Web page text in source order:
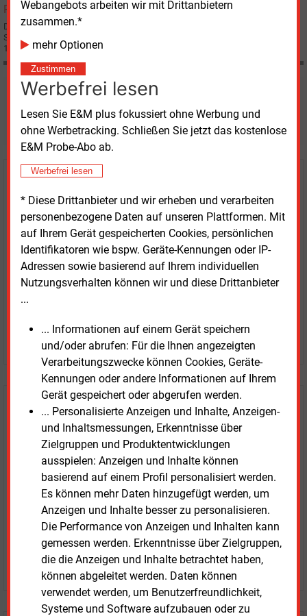
Webangebots arbeiten wir mit Drittanbietern
zusammen.*
mehr Optionen
Zustimmen
Werbefrei lesen
Lesen Sie E&M plus fokussiert ohne Werbung und
ohne Werbetracking. Schließen Sie jetzt das kostenlose
E&M Probe-Abo ab.
Werbefrei lesen
* Diese Drittanbieter und wir erheben und verarbeiten
personenbezogene Daten auf unseren Plattformen. Mit
auf Ihrem Gerät gespeicherten Cookies, persönlichen
Identifikatoren wie bspw. Geräte-Kennungen oder IP-
Adressen sowie basierend auf Ihrem individuellen
Nutzungsverhalten können wir und diese Drittanbieter
...
... Informationen auf einem Gerät speichern
und/oder abrufen: Für die Ihnen angezeigten
Verarbeitungszwecke können Cookies, Geräte-
Kennungen oder andere Informationen auf Ihrem
Gerät gespeichert oder abgerufen werden.
... Personalisierte Anzeigen und Inhalte, Anzeigen-
und Inhaltsmessungen, Erkenntnisse über
Zielgruppen und Produktentwicklungen
ausspielen: Anzeigen und Inhalte können
basierend auf einem Profil personalisiert werden.
Es können mehr Daten hinzugefügt werden, um
Anzeigen und Inhalte besser zu personalisieren.
Die Performance von Anzeigen und Inhalten kann
gemessen werden. Erkenntnisse über Zielgruppen,
die die Anzeigen und Inhalte betrachtet haben,
können abgeleitet werden. Daten können
verwendet werden, um Benutzerfreundlichkeit,
Systeme und Software aufzubauen oder zu
Der Bieter-Wettkampf um den deutschen Windturbinen-Hersteller REpower
Systems AG geht in die nächste Runde: Der Atomkonzern Areva bietet nun
140 Euro in bar für jede REpower-Aktie.
Möchten Sie diese und
weitere Nachrichten lesen?
Kaufen Sie den Artikel
erhalten Sie sofort diesen redaktionellen Beitrag für
nur €8.93
Testen SieE&M
kostenlos und
unverbindlich
Zwei Wochen kostenfreier Zugang
Zugang auf stündlich aktualisierte Nachrichten mit
Prognose- und Marktdaten
+ einmal täglich E&M daily
+ zwei Ausgaben der Zeitung E&M
ohne automatische Verlängerung
JETZT KOSTENLOS TESTEN